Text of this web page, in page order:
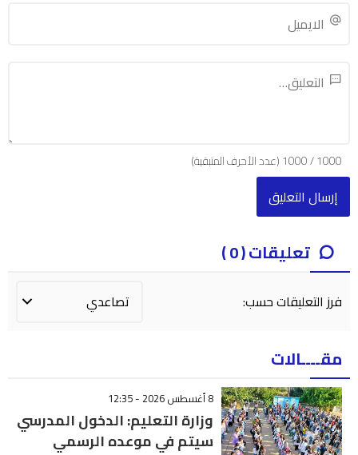
1000
/
1000(عدد الأحرف المتبقية)
تعليقات ( 0 )
فرز التعليقات حسب:
مقــــالات
8 أغسطس 2026 - 12:35
وزارة التعليم: الدخول المدرسي
سیتم في موعده الرسمي